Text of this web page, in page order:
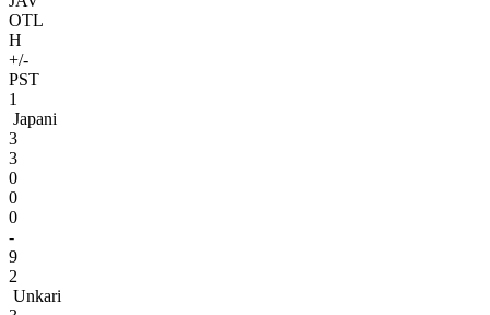
OTL
H
+/-
PST
1
Japani
3
3
0
0
0
-
9
2
Unkari